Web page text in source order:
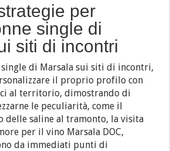
per
single di
siti di incontri
di Marsala sui siti di incontri,
il proprio profilo con
al territorio, dimostrando di
le peculiarità, come il
delle saline al tramonto, la visita
per il vino Marsala DOC,
da immediati punti di